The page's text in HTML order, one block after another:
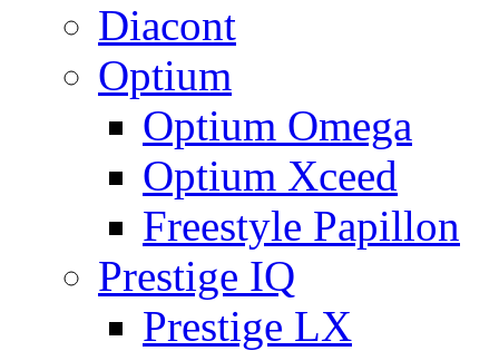
Diacont
Optium
Optium Omega
Optium Xceed
Freestyle Papillon
Prestige IQ
Prestige LX